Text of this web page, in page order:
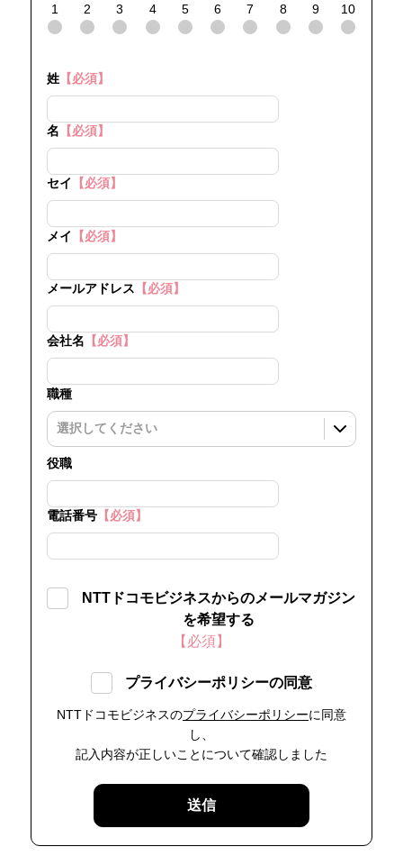
1
2 3 4 5 6 7 8 9 10
姓【必須】
名 【必須】
セイ 【必須】
メイ 【必須】
メールアドレス 【必須】
会社名 【必須】
職種
役職
電話番号【必須】
NTTドコモビジネスからのメールマガジン
を希望する
【必須】
プライバシーポリシーの同意
NTTドコモビジネスのプライバシーポリシーに同意
し、
記入内容が正しいことについて確認しました
送信